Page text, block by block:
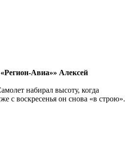
Авиа»» Алексей
набирал высоту, когда
с воскресенья он снова «в строю».